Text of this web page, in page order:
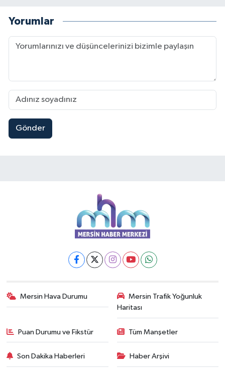
Yorumlar
Gönder
Mersin Hava Durumu
Mersin Trafik Yoğunluk
Haritası
Puan Durumu ve Fikstür Tüm Manşetler
Son Dakika Haberleri Haber Arşivi